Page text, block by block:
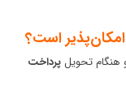
هنگام تحویل پرداخت